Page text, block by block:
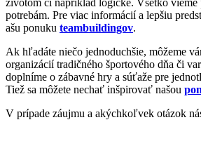
potrebám. Pre viac informácií a lepšiu
ašu ponuku teambuildingov.
Ak hľadáte niečo jednoduchšie, môžeme
organizácií tradičného športového dňa či
doplníme o zábavné hry a súťaže pre
Tiež sa môžete nechať inšpirovať našou
V prípade záujmu a akýchkoľvek otázok